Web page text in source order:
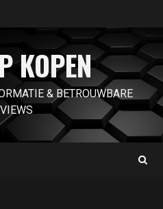
KOPEN
& BETROUWBARE